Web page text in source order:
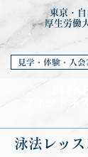
東京・
厚生労働
見学・体験・入会
泳法レッス